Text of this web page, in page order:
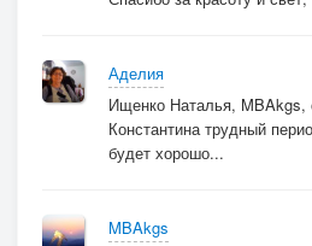
Просто разошлись.
Аделия
Ищенко Наталья, MBAkgs,
Константина трудный
будет хорошо...
MBAkgs